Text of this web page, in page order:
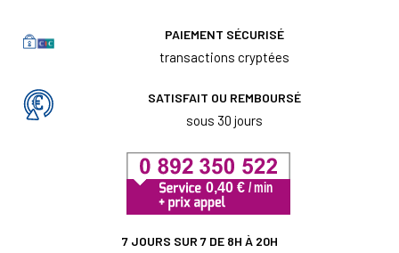
PAIEMENT SÉCURISÉ
transactions cryptées
SATISFAIT OU REMBOURSÉ
sous 30 jours
7 JOURS SUR 7 DE 8H À 20H